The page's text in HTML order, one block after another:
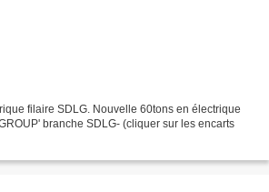
filaire SDLG. Nouvelle 60tons en électrique
branche SDLG- (cliquer sur les encarts